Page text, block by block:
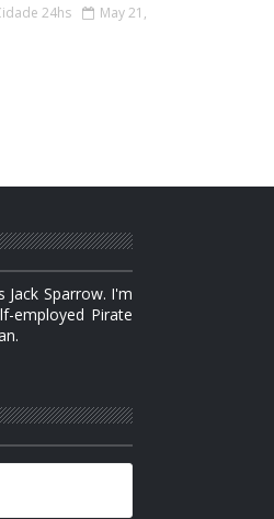
24hs
May 21,
Jack Sparrow. I'm
employed Pirate